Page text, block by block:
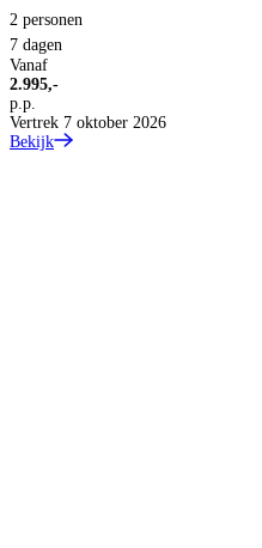
2 personen
7 dagen
Vanaf
2.995,-
p.p.
Vertrek 7 oktober 2026
Bekijk